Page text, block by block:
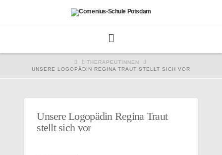
HOMETHERAPEUTINNEN
UNSERE LOGOPÄDIN REGINA TRAUT STELLT SICH VOR
Unsere Logopädin Regina Traut
stellt sich vor